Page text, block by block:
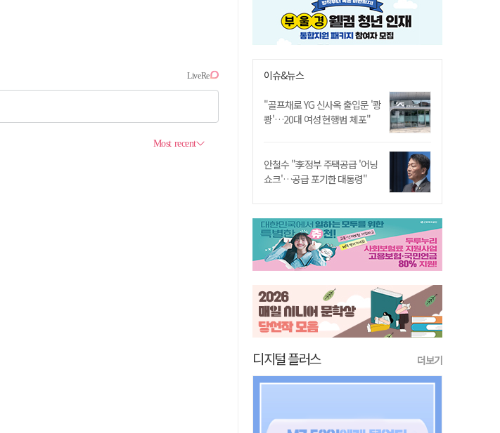
이슈&뉴스
"골프채로 YG 신사옥 출입문 '쾅
쾅'…20대 여성 현행범 체포"
안철수 "李정부 주택공급 '어닝
쇼크'…공급 포기한 대통령"
디지털 플러스 더보기